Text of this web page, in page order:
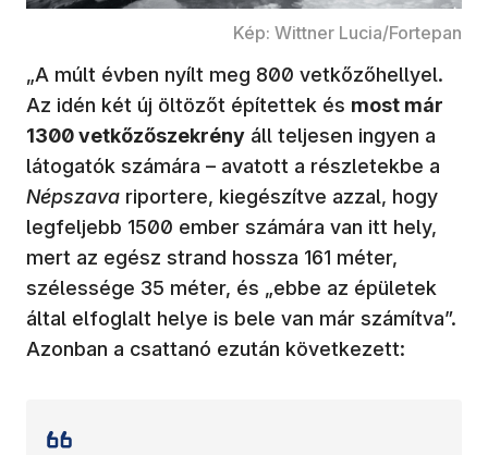
Kép: Wittner Lucia/Fortepan
„A múlt évben nyílt meg 800 vetkőzőhellyel.
Az idén két új öltözőt építettek és most már
1300 vetkőzőszekrény áll teljesen ingyen a
látogatók számára – avatott a részletekbe a
Népszava riportere, kiegészítve azzal, hogy
legfeljebb 1500 ember számára van itt hely,
mert az egész strand hossza 161 méter,
szélessége 35 méter, és „ebbe az épületek
által elfoglalt helye is bele van már számítva”.
Azonban a csattanó ezután következett: